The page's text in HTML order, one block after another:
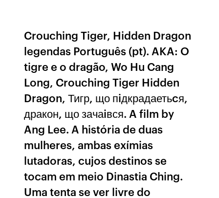
Crouching Tiger, Hidden Dragon
legendas Português (pt). AKA: O
tigre e o dragão, Wo Hu Cang
Long, Crouching Tiger Hidden
Dragon, Тигр, що пiдкрадаетьcя,
дракон, що зачаiвся. A film by
Ang Lee. A história de duas
mulheres, ambas exímias
lutadoras, cujos destinos se
tocam em meio Dinastia Ching.
Uma tenta se ver livre do